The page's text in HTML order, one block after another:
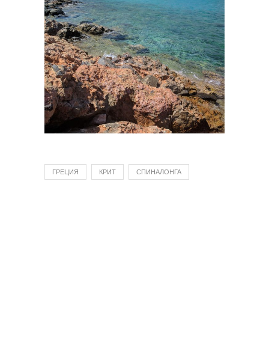
ГРЕЦИЯ КРИТ СПИНАЛОНГА